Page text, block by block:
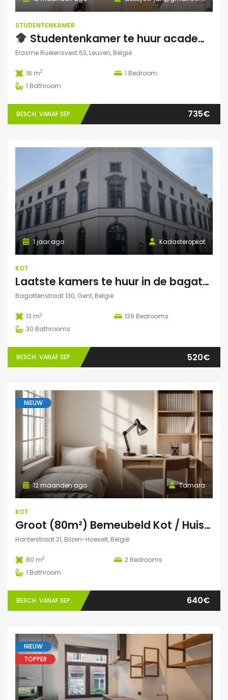
STUDENTENKAMER
Studentenkamer te huur academiejaar 2025-2026 – Ruelensvest 63, Leuven (Naamsepoort)
Erasme Ruelensvest 63, Leuven, België
16 m2 1 Bedroom
1 Bathroom
BESCH. VANAF SEP. 735€
Kadasteropkot
1 jaar ago
KOT
Laatste kamers te huur in de bagattenstraat 130
Bagattenstraat 130, Gent, België
13 m2 139 Bedrooms
30 Bathrooms
BESCH. VANAF SEP. 520€
NIEUW
Tamara
12 maanden ago
KOT
Groot (80m²) Bemeubeld Kot / Huis (volledig privé) Diepenbeek
Hanterstraat 21, Bilzen-Hoeselt, België
80 m2 2 Bedrooms
1 Bathroom
BESCH. VANAF SEP. 640€
NIEUW
TOPPER